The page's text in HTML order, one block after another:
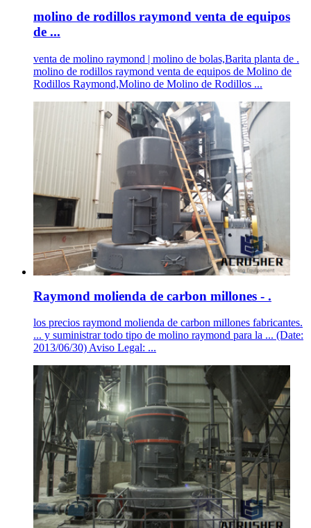
molino de rodillos raymond venta de equipos
de ...
venta de molino raymond | molino de bolas,Barita planta de .
molino de rodillos raymond venta de equipos de Molino de
Rodillos Raymond,Molino de Molino de Rodillos ...
Raymond molienda de carbon millones - .
los precios raymond molienda de carbon millones fabricantes.
... y suministrar todo tipo de molino raymond para la ... (Date:
2013/06/30) Aviso Legal: ...